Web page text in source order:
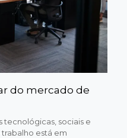
do mercado de
tecnológicas, sociais e
está em